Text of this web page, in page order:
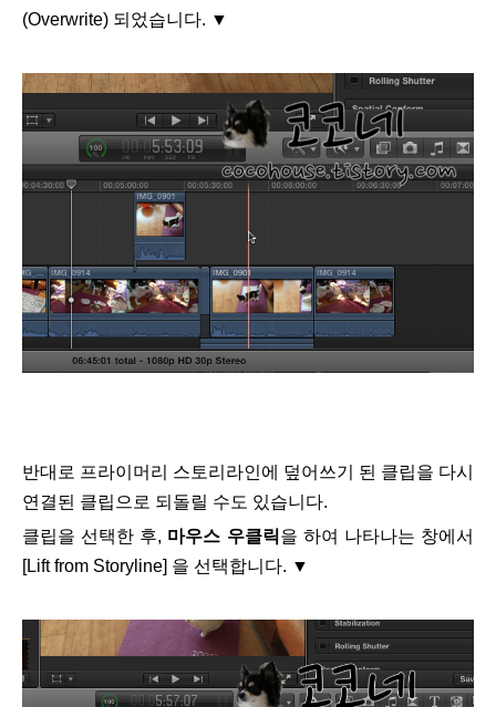
(Overwrite) 되었습니다. ▼
반대로 프라이머리 스토리라인에 덮어쓰기 된 클립을 다시
연결된 클립으로 되돌릴 수도 있습니다.
클립을 선택한 후, 마우스 우클릭을 하여 나타나는 창에서
[Lift from Storyline] 을 선택합니다. ▼